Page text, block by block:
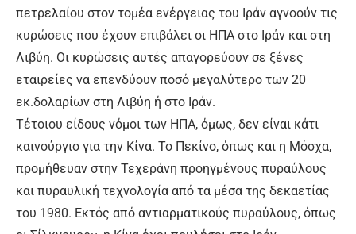
πετρελαίου στον τομέα ενέργειας του Ιράν αγνοούν τις
κυρώσεις που έχουν επιβάλει οι ΗΠΑ στο Ιράν και στη
Λιβύη. Οι κυρώσεις αυτές απαγορεύουν σε ξένες
εταιρείες να επενδύουν ποσό μεγαλύτερο των 20
εκ.δολαρίων στη Λιβύη ή στο Ιράν.
Τέτοιου είδους νόμοι των ΗΠΑ, όμως, δεν είναι κάτι
καινούργιο για την Κίνα. Το Πεκίνο, όπως και η Μόσχα,
προμήθευαν στην Τεχεράνη προηγμένους πυραύλους
και πυραυλική τεχνολογία από τα μέσα της δεκαετίας
του 1980. Εκτός από αντιαρματικούς πυραύλους, όπως